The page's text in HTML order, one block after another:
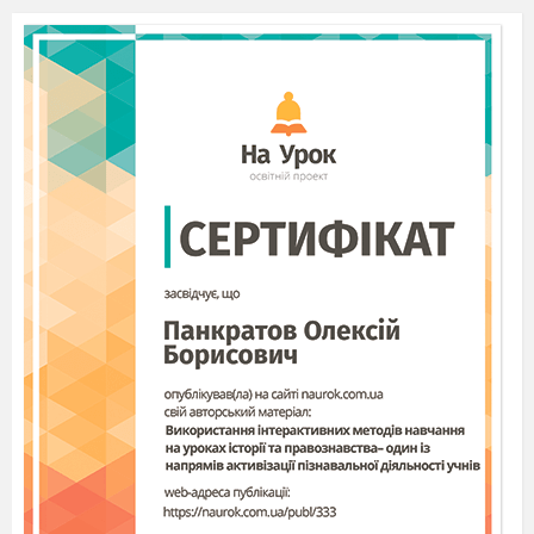
26.
27.
28.
30.
31.
32.
Розв’язування завдань. Самостійна робота.
Розкладання білого світла на кольори.
Контрольна робота.
Лінзи. Оптична сила та фокусна відстань
лінзи.
Отримання зображень за допомогою тонкої
Інструктаж з БЖД.
Л.р. № 5 Визначення фокусної відстані та
лінзи.
Розв’язування завдань